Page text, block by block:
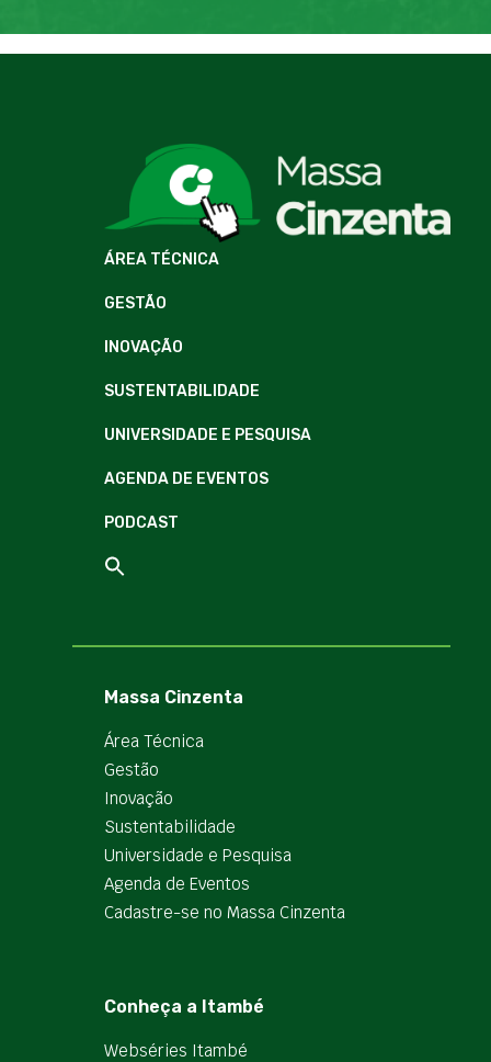
ÁREA TÉCNICA
GESTÃO
INOVAÇÃO
SUSTENTABILIDADE
UNIVERSIDADE E PESQUISA
AGENDA DE EVENTOS
PODCAST
Massa Cinzenta
Área Técnica
Gestão
Inovação
Sustentabilidade
Universidade e Pesquisa
Agenda de Eventos
Cadastre-se no Massa Cinzenta
Conheça a Itambé
Webséries Itambé